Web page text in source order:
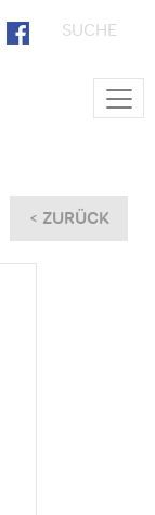
SUCHE
< ZURÜCK